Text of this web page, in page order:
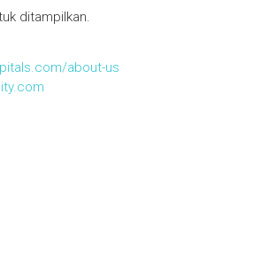
ditampilkan.
about-us